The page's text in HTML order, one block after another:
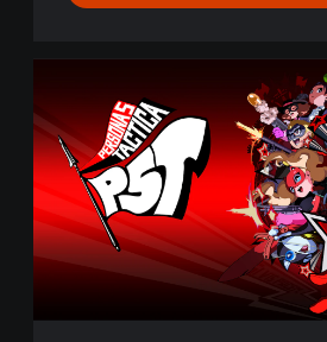
g
i
t
D
e
l
x